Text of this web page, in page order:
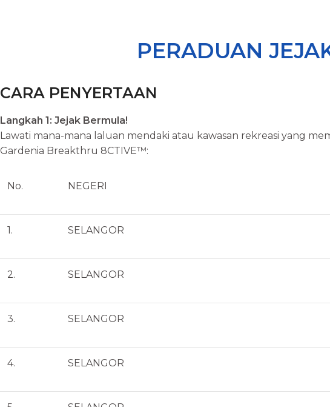
PERADUAN
CARA PENYERTAAN
Langkah 1: Jejak Bermula!
Lawati mana-mana laluan mendaki atau kawasan rekreasi yang
Gardenia Breakthru 8CTIVE™:
No. NEGERI
1. SELANGOR
2. SELANGOR
3. SELANGOR
4. SELANGOR